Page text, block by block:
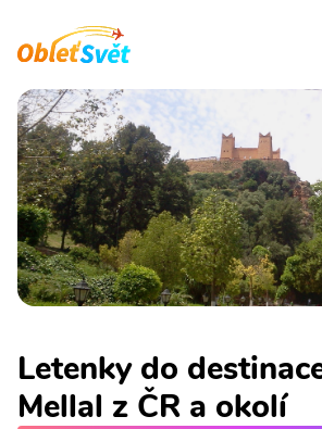
Letenky do
Mellal z ČR a okolí